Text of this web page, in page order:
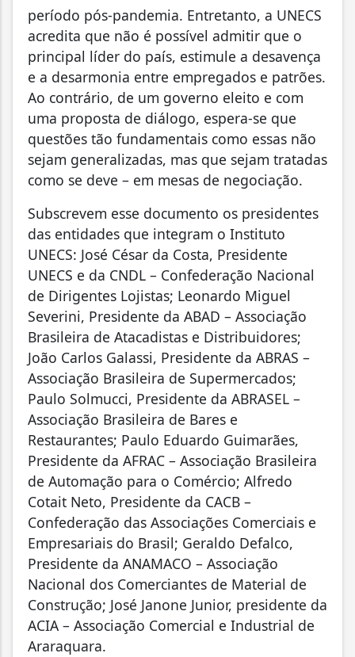
período pós-pandemia. Entretanto, a UNECS
acredita que não é possível admitir que o
principal líder do país, estimule a desavença
e a desarmonia entre empregados e patrões.
Ao contrário, de um governo eleito e com
uma proposta de diálogo, espera-se que
questões tão fundamentais como essas não
sejam generalizadas, mas que sejam tratadas
como se deve – em mesas de negociação.
Subscrevem esse documento os presidentes
das entidades que integram o Instituto
UNECS: José César da Costa, Presidente
UNECS e da CNDL – Confederação Nacional
de Dirigentes Lojistas; Leonardo Miguel
Severini, Presidente da ABAD – Associação
Brasileira de Atacadistas e Distribuidores;
João Carlos Galassi, Presidente da ABRAS –
Associação Brasileira de Supermercados;
Paulo Solmucci, Presidente da ABRASEL –
Associação Brasileira de Bares e
Restaurantes; Paulo Eduardo Guimarães,
Presidente da AFRAC – Associação Brasileira
de Automação para o Comércio; Alfredo
Cotait Neto, Presidente da CACB –
Confederação das Associações Comerciais e
Empresariais do Brasil; Geraldo Defalco,
Presidente da ANAMACO – Associação
Nacional dos Comerciantes de Material de
Construção; José Janone Junior, presidente da
ACIA – Associação Comercial e Industrial de
Araraquara.